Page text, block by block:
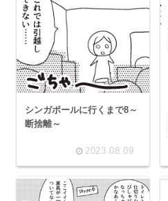
シンガポールに行くまで8～
断捨離～
2023.08.09